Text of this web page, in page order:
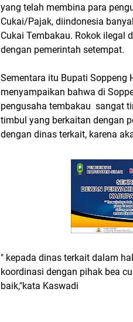
yang telah membina para
Cukai/Pajak, diindonesia
Cukai Tembakau. Rokok ilegal
dengan pemerintah setempat.
Sementara itu Bupati Soppeng
menyampaikan bahwa di
pengusaha tembakau sangat
timbul yang berkaitan dengan
dengan dinas terkait, karena
" kepada dinas terkait dalam
koordinasi dengan pihak bea
baik,"kata Kaswadi